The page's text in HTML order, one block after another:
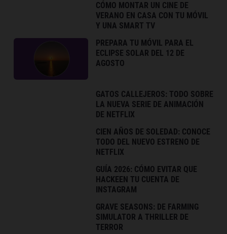
CÓMO MONTAR UN CINE DE
VERANO EN CASA CON TU MÓVIL
Y UNA SMART TV
PREPARA TU MÓVIL PARA EL
ECLIPSE SOLAR DEL 12 DE
AGOSTO
GATOS CALLEJEROS: TODO SOBRE
LA NUEVA SERIE DE ANIMACIÓN
DE NETFLIX
CIEN AÑOS DE SOLEDAD: CONOCE
TODO DEL NUEVO ESTRENO DE
NETFLIX
GUÍA 2026: CÓMO EVITAR QUE
HACKEEN TU CUENTA DE
INSTAGRAM
GRAVE SEASONS: DE FARMING
SIMULATOR A THRILLER DE
TERROR